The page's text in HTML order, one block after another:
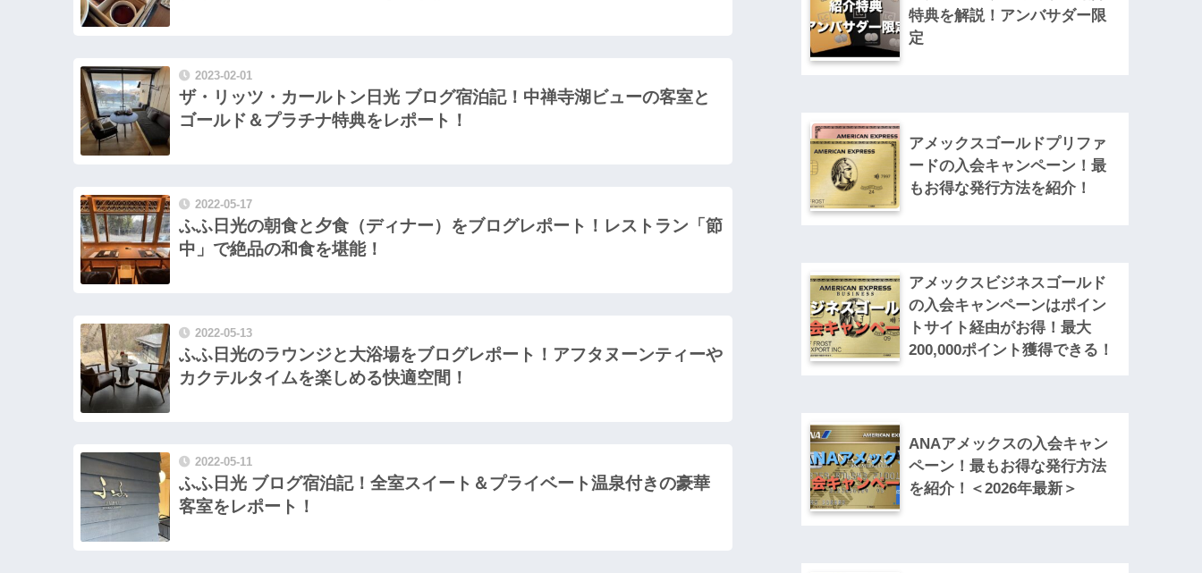
2023-02-01
ザ・リッツ・カールトン日光 ブログ宿泊記！中禅寺湖ビューの客室と
ゴールド＆プラチナ特典をレポート！
2022-05-17
ふふ日光の朝食と夕食（ディナー）をブログレポート！レストラン「節
中」で絶品の和食を堪能！
2022-05-13
ふふ日光のラウンジと大浴場をブログレポート！アフタヌーンティーや
カクテルタイムを楽しめる快適空間！
2022-05-11
ふふ日光 ブログ宿泊記！全室スイート＆プライベート温泉付きの豪華
客室をレポート！
特典を解説！アンバサダー限
定
アメックスゴールドプリファ
ードの入会キャンペーン！最
もお得な発行方法を紹介！
アメックスビジネスゴールド
の入会キャンペーンはポイン
トサイト経由がお得！最大
200,000ポイント獲得できる！
ANAアメックスの入会キャン
ペーン！最もお得な発行方法
を紹介！＜2026年最新＞